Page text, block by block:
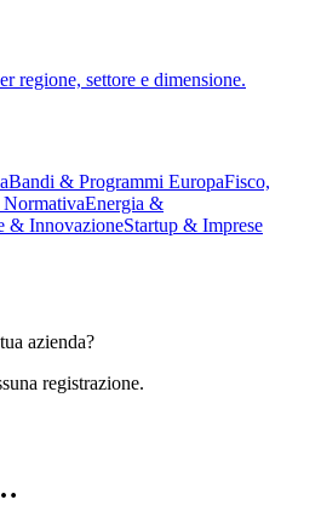
regione, settore e dimensione.
Bandi & Programmi EuropaFisco,
Energia &
& InnovazioneStartup & Imprese
azienda?
registrazione.